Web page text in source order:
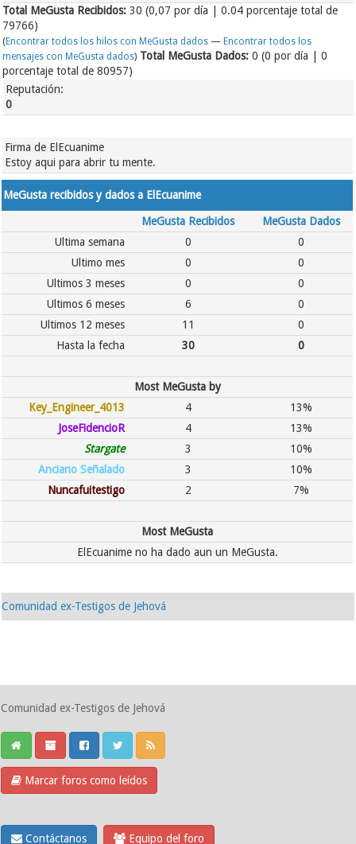
Total MeGusta Recibidos: 30 (0,07 por día | 0.04 porcentaje total de
79766)
(Encontrar todos los hilos con MeGusta dados — Encontrar todos los
mensajes con MeGusta dados) Total MeGusta Dados: 0 (0 por día | 0
porcentaje total de 80957)
Reputación:
0
Firma de ElEcuanime
Estoy aqui para abrir tu mente.
MeGusta recibidos y dados a ElEcuanime
MeGusta Recibidos
MeGusta Dados
Ultima semana
0
0
Ultimo mes
0
0
Ultimos 3 meses
0
0
Ultimos 6 meses
6
0
Ultimos 12 meses
11
0
Hasta la fecha
30 0
Most MeGusta by
Key_Engineer_4013
4
13%
JoseFidencioR
4
13%
Stargate
3
10%
Anciano Señalado
3
10%
Nuncafuitestigo
2 7%
Most MeGusta
ElEcuanime no ha dado aun un MeGusta.
Comunidad ex-Testigos de Jehová
Comunidad ex-Testigos de Jehová
Marcar foros como leídos
Contáctanos Equipo del foro